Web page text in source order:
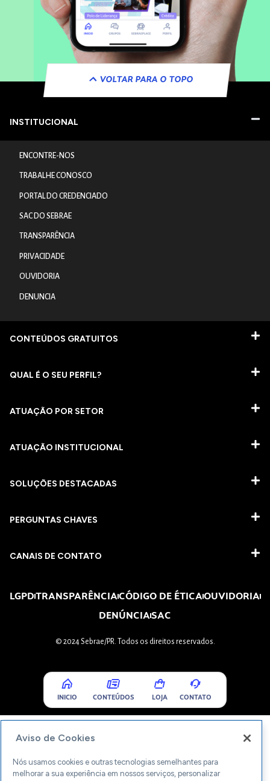
VOLTAR PARA O TOPO
INSTITUCIONAL
ENCONTRE-NOS
TRABALHE CONOSCO
PORTAL DO CREDENCIADO
SAC DO SEBRAE
TRANSPARÊNCIA
PRIVACIDADE
OUVIDORIA
DENUNCIA
CONTEÚDOS GRATUITOS
QUAL É O SEU PERFIL?
ATUAÇÃO POR SETOR
ATUAÇÃO INSTITUCIONAL
SOLUÇÕES DESTACADAS
PERGUNTAS CHAVES​
CANAIS DE CONTATO
LGPDTRANSPARÊNCIACÓDIGO DE ÉTICAOUVIDORIA
DENÚNCIASAC
© 2024 Sebrae/PR. Todos os direitos reservados.
INICIO CONTEÚDOS LOJA CONTATO
Aviso de Cookies
Nós usamos cookies e outras tecnologias semelhantes para
melhorar a sua experiência em nossos serviços, personalizar